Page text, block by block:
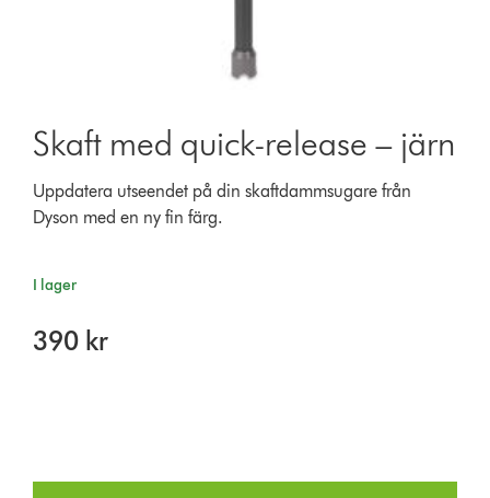
Skaft med quick-release – järn
Uppdatera utseendet på din skaftdammsugare från
Dyson med en ny fin färg.
I lager
390 kr